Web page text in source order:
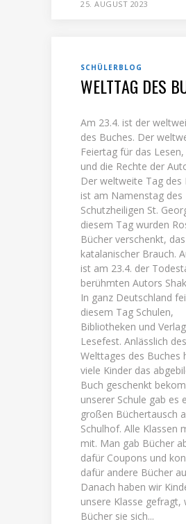
25. AUGUST 2023
SCHÜLERBLOG
WELTTAG DES
Am 23.4. ist der
des Buches. Der
Feiertag für das
und die Rechte der
Der weltweite Tag des
ist am Namenstag des
Schutzheiligen St.
diesem Tag wurden
Bücher verschenkt,
katalanischer Brauch.
ist am 23.4. der
berühmten Autors
In ganz Deutschland
diesem Tag Schulen,
Bibliotheken und
Lesefest. Anlässlich des
Welttages des Buches
viele Kinder das
Buch geschenkt
unserer Schule gab es
großen Büchertausch
Schulhof. Alle Klassen
mit. Man gab Bücher
dafür Coupons und
dafür andere Bücher
Danach haben wir
unsere Klasse gefragt,
Bücher sie sich...